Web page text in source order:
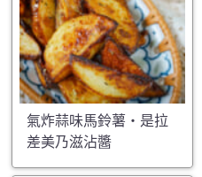
氣炸蒜味馬鈴薯・是拉
差美乃滋沾醬